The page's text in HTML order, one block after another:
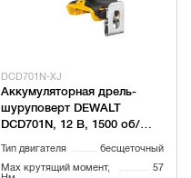
DCD701N-XJ
Аккумуляторная дрель-
шуруповерт DEWALT
DCD701N, 12 В, 1500 об/
Тип двигателя бесщеточный
Max крутящий момент,
57